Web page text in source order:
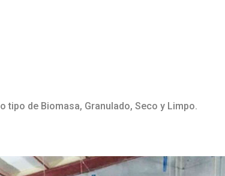
de Biomasa, Granulado, Seco y Limpo.